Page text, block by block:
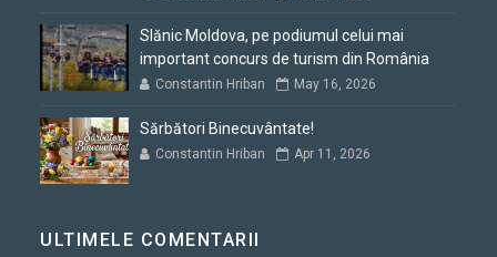
Slănic Moldova, pe podiumul celui mai
important concurs de turism din România
Constantin Hriban May 16, 2026
Sărbători Binecuvântate!
Constantin Hriban Apr 11, 2026
ULTIMELE COMENTARII